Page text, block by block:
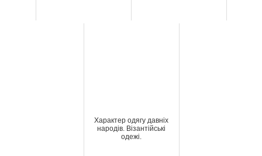
Характер одягу давніх
народів. Візантійські
одежі.